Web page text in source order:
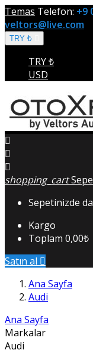
Temas Telefon: +9
veltors@live.com
TRY ₺
TRY ₺
USD



shopping_cart
Sepetinizde
Kargo
Toplam 0,00₺
Satın al 
Ana Sayfa
Audi
Ana Sayfa
Markalar
Audi